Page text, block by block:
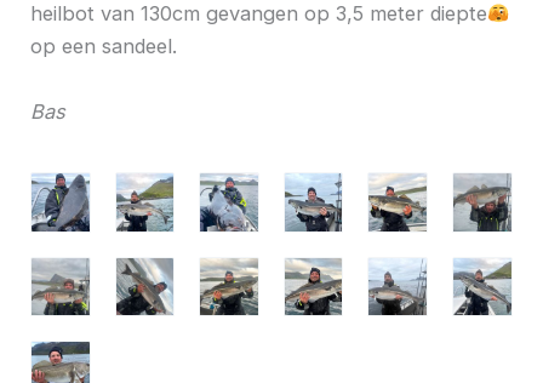
heilbot van 130cm gevangen op 3,5 meter diepte
op een sandeel.
Bas